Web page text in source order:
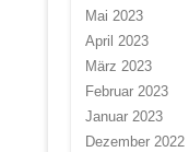
Mai 2023
April 2023
März 2023
Februar 2023
Januar 2023
Dezember 2022